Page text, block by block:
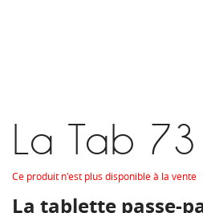
La Tab 73
Ce produit n'est plus disponible à la vente
La tablette passe-